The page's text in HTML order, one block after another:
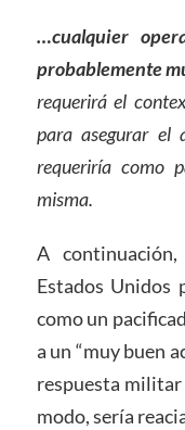
…cualquier
probablemente
requerirá el
para asegurar el
requeriría como
misma.
A
Estados Unidos
como un
a un “muy buen
respuesta militar
modo, sería